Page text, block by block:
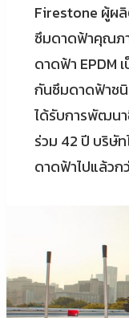
Firestone ผู้ผ
ซึมดาดฟ้าคุณภ
ดาดฟ้า EPDM
กันซึมดาดฟ้าช
ได้รับการพัฒน
ร่วม 42 ปี บริษั
ดาดฟ้าไปแล้วก